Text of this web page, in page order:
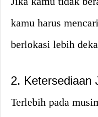
kamu harus
berlokasi lebih
2. Ketersediaan
Terlebih pada